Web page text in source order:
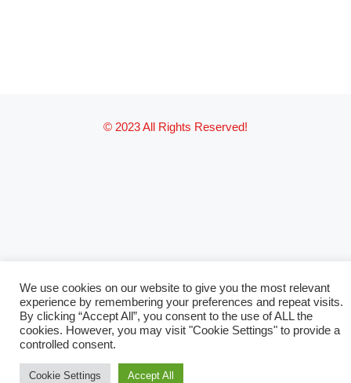
© 2023 All Rights Reserved!
We use cookies on our website to give you the most relevant
experience by remembering your preferences and repeat visits.
By clicking “Accept All”, you consent to the use of ALL the
cookies. However, you may visit "Cookie Settings" to provide a
controlled consent.
Cookie Settings Accept All